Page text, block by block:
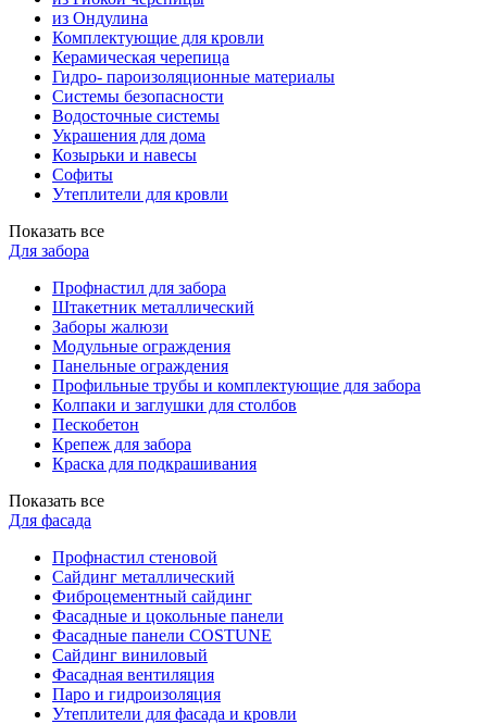
из Ондулина
Комплектующие для кровли
Керамическая черепица
Гидро- пароизоляционные материалы
Системы безопасности
Водосточные системы
Украшения для дома
Козырьки и навесы
Софиты
Утеплители для кровли
Показать все
Для забора
Профнастил для забора
Штакетник металлический
Заборы жалюзи
Модульные ограждения
Панельные ограждения
Профильные трубы и комплектующие для забора
Колпаки и заглушки для столбов
Пескобетон
Крепеж для забора
Краска для подкрашивания
Показать все
Для фасада
Профнастил стеновой
Сайдинг металлический
Фиброцементный сайдинг
Фасадные и цокольные панели
Фасадные панели COSTUNE
Сайдинг виниловый
Фасадная вентиляция
Паро и гидроизоляция
Утеплители для фасада и кровли